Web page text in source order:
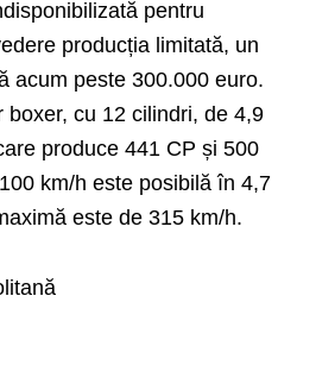
pentru
producția limitată, un
acum peste 300.000 euro.
boxer, cu 12 cilindri, de 4,9
produce 441 CP și 500
km/h este posibilă în 4,7
este de 315 km/h.